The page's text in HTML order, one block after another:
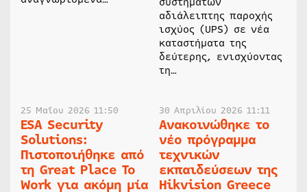
αδιάλειπτης παροχής
ισχύος (UPS) σε νέα
καταστήματα της
δεύτερης, ενισχύοντας
τη…
25 Μαΐου 2026 11:50
ESA Security
Solutions:
Πιστοποιήθηκε από
τη Great Place To
Work για ακόμη μία
30 Απριλίου 2026 11:11
Ανακοινώθηκε το
νέο πρόγραμμα
τεχνικών
εκπαιδεύσεων της
Hikvision Greece